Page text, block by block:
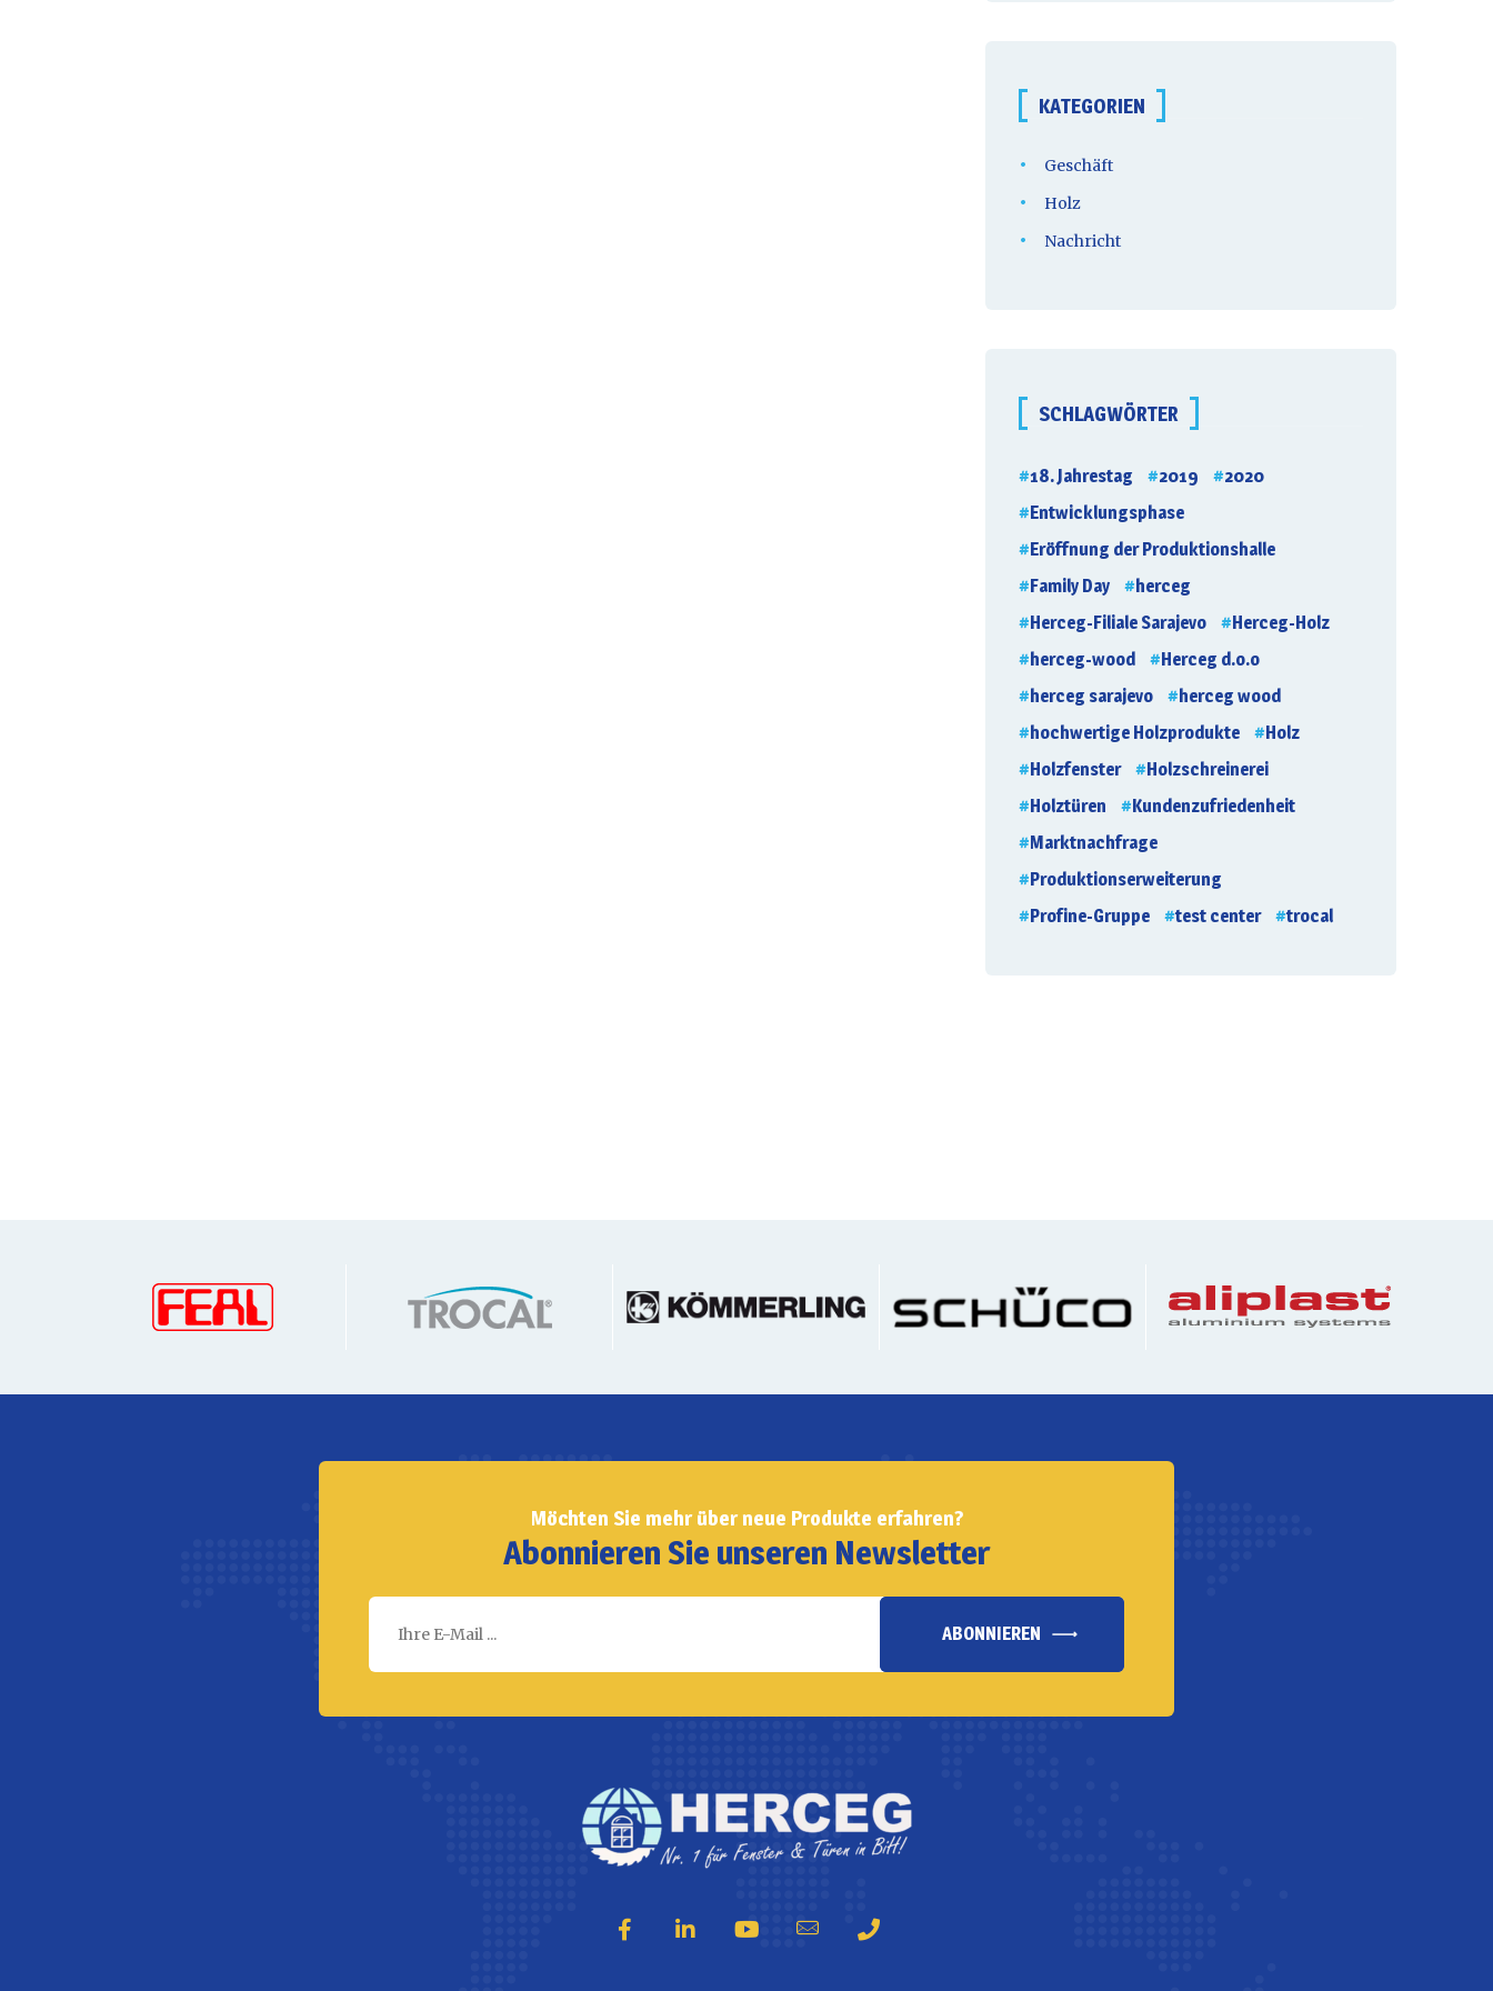
KATEGORIEN
Geschäft
Holz
Nachricht
SCHLAGWÖRTER
18. Jahrestag 2019
2020
Entwicklungsphase
Eröffnung der Produktionshalle
Family Day
herceg
Herceg-Filiale Sarajevo
Herceg-Holz
herceg-wood
Herceg d.o.o
herceg sarajevo
herceg wood
hochwertige Holzprodukte
Holz
Holzfenster
Holzschreinerei
Holztüren
Kundenzufriedenheit
Marktnachfrage
Produktionserweiterung
Profine-Gruppe
test center trocal
Möchten Sie mehr über neue Produkte erfahren?
Abonnieren Sie unseren Newsletter
ABONNIEREN